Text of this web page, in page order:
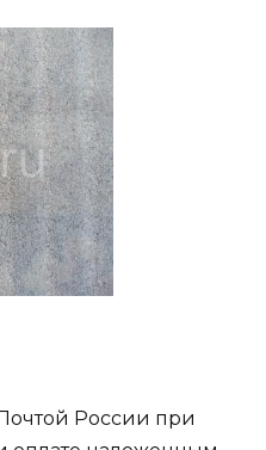
России при